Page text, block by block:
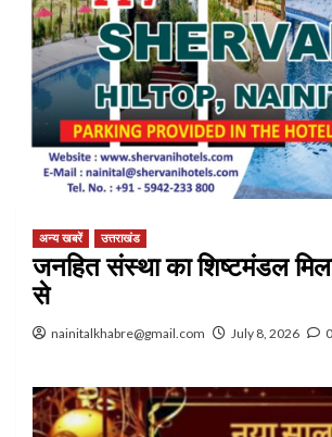
अन्य खबरें उत्तराखंड
जनहित संस्था का शिष्टमंडल
से
nainitalkhabre@gmail.com July 8, 2026 0